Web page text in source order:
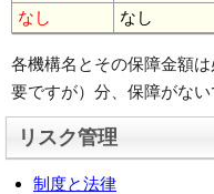
なし なし
各機構名とその保障金額
要ですが）分、保障がない
リスク管理
制度と法律